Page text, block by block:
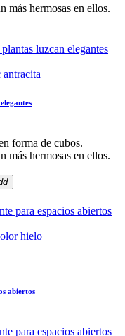
más hermosas en ellos.
forma de cubos.
más hermosas en ellos.
abiertos